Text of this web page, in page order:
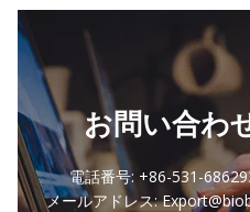
お問い合わ
電話番号: +86-531-
メールアドレス: